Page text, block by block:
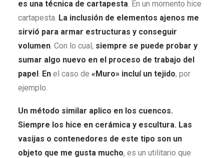
es una técnica de cartapesta. En un momento hice
cartapesta. La inclusión de elementos ajenos me
sirvió para armar estructuras y conseguir
volumen. Con lo cual, siempre se puede probar y
sumar algo nuevo en el proceso de trabajo del
papel. En el caso de «Muro» incluí un tejido, por
ejemplo.
Un método similar aplico en los cuencos.
Siempre los hice en cerámica y escultura. Las
vasijas o contenedores de este tipo son un
objeto que me gusta mucho, es un utilitario que